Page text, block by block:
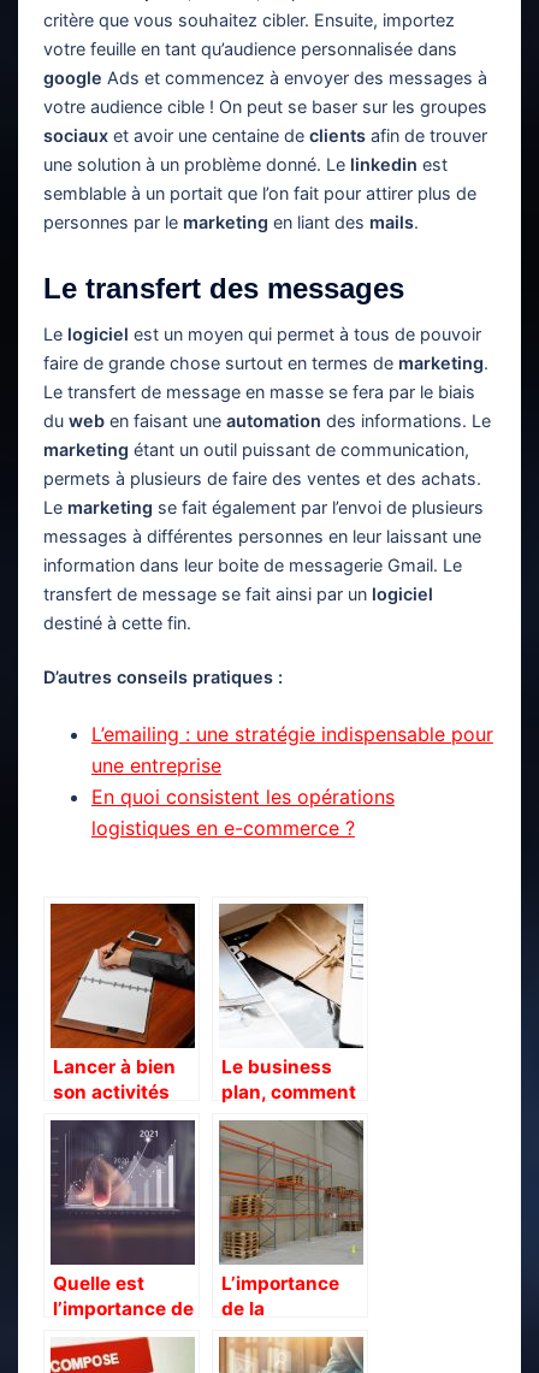
critère que vous souhaitez cibler. Ensuite, importez
votre feuille en tant qu’audience personnalisée dans
google Ads et commencez à envoyer des messages à
votre audience cible ! On peut se baser sur les groupes
sociauxet avoir une centaine de clientsafin de trouver
une solution à un problème donné. Le linkedin est
semblable à un portait que l’on fait pour attirer plus de
personnes par le marketing en liant des mails.
Le transfert des messages
Le logiciel est un moyen qui permet à tous de pouvoir
faire de grande chose surtout en termes de marketing.
Le transfert de message en masse se fera par le biais
du weben faisant une automation des informations. Le
marketing étant un outil puissant de communication,
permets à plusieurs de faire des ventes et des achats.
Le marketing se fait également par l’envoi de plusieurs
messages à différentes personnes en leur laissant une
information dans leur boite de messagerie Gmail. Le
transfert de message se fait ainsi par un logiciel
destiné à cette fin.
D’autres conseils pratiques :
L’emailing : une stratégie indispensable pour
une entreprise
En quoi consistent les opérations
logistiques en e-commerce ?
Lancer à bien
son activités
commerce
Le business
plan, comment
le réaliser ?
Quelle est
l’importance de
l’économie
dans un pays ?
L’importance
de la
palettisation en
logistique